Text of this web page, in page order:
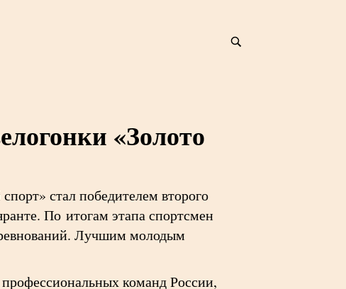
«Золото
стал победителем второго
По итогам этапа спортсмен
Лучшим молодым
команд России,